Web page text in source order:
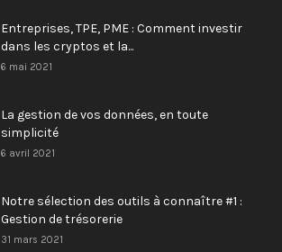
Entreprises, TPE, PME : Comment investir
dans les cryptos et la...
6 mai 2021
La gestion de vos données, en toute
simplicité
6 avril 2021
Notre sélection des outils à connaître #1 :
Gestion de trésorerie
31 mars 2021